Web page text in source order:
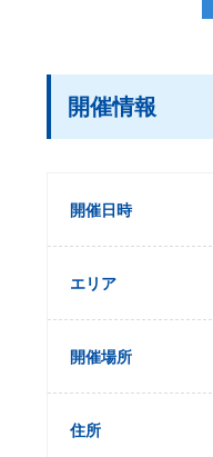
開催情報
開催日時
エリア
開催場所
住所